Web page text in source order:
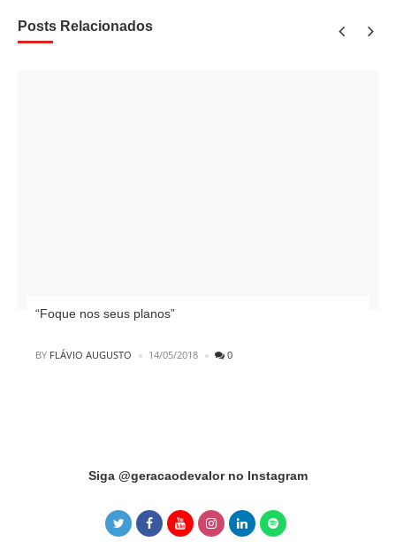
Posts Relacionados
“Foque nos seus planos”
POSTED
BY FLÁVIO AUGUSTO 14/05/2018 0
Instagram did not return a 200.
Siga @geracaodevalor no Instagram